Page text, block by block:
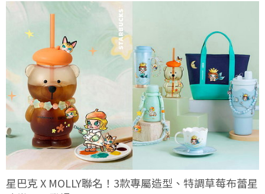
星巴克 X MOLLY聯名！3款專屬造型、特調草莓布蕾星